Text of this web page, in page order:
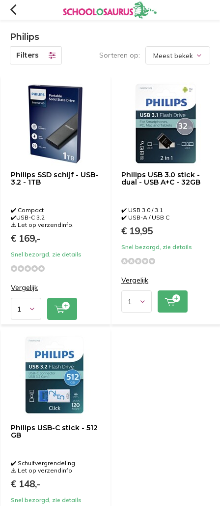
Philips
Filters Sorteren op:
Philips SSD schijf - USB-
3.2 - 1TB
✔️ Compact
✔️USB-C 3.2
⚠️ Let op verzendinfo.
€ 169,-
Snel bezorgd, zie details
Vergelijk
Philips USB 3.0 stick -
dual - USB A+C - 32GB
✔️ USB 3.0 / 3.1
✔️ USB-A / USB C
€ 19,95
Snel bezorgd, zie details
Vergelijk
Philips USB-C stick - 512
GB
✔️ Schuifvergrendeling
⚠️ Let op verzendinfo
€ 148,-
Snel bezorgd, zie details